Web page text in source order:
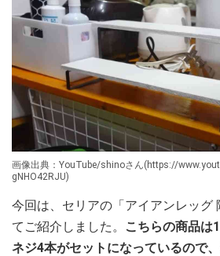
画像出典：YouTube/shinoさん(https://
gNHO42RJU)
今回は、セリアの「アイアンレッグ
てご紹介しました。
こちらの商品は
ネジ4本がセットになっているので